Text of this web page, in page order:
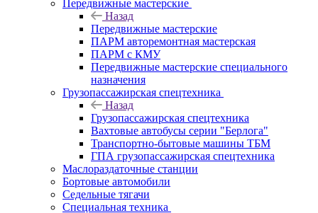
Передвижные мастерские
Назад
Передвижные мастерские
ПАРМ авторемонтная мастерская
ПАРМ с КМУ
Передвижные мастерские специального
назначения
Грузопассажирская спецтехника
Назад
Грузопассажирская спецтехника
Вахтовые автобусы серии "Берлога"
Транспортно-бытовые машины ТБМ
ГПА грузопассажирская спецтехника
Маслораздаточные станции
Бортовые автомобили
Седельные тягачи
Специальная техника